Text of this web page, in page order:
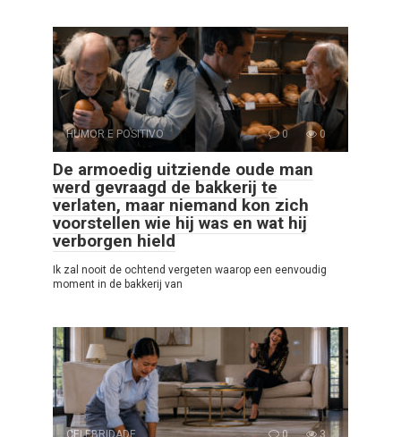
HUMOR E POSITIVO 0 0
De armoedig uitziende oude man
werd gevraagd de bakkerij te
verlaten, maar niemand kon zich
voorstellen wie hij was en wat hij
verborgen hield
Ik zal nooit de ochtend vergeten waarop een eenvoudig
moment in de bakkerij van
CELEBRIDADE 0 3